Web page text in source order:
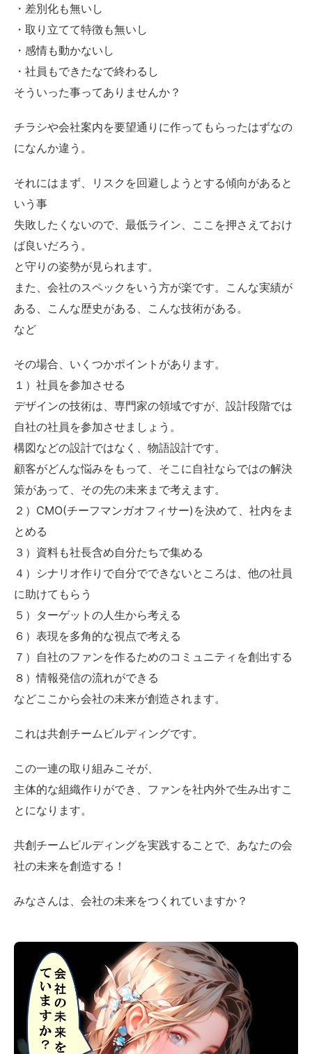
・差別化も無いし
・取り立てて特徴も無いし
・感情も動かないし
・社員もできたなで終わるし
そういった事ってありませんか？
チラシや会社案内を要望通りに作ってもらったはずなの
になんか違う。
それにはまず、リスクを回避しようとする傾向があると
いう事
失敗したくないので、最低ライン、ここを押さえておけ
ば良いだろう。
と守りの姿勢が見られます。
また、会社のスペックをいう方が楽です。こんな実績が
ある、こんな歴史がある、こんな技術がある。
など
その場合、いくつかポイントがあります。
１）社員を参加させる
デザインの技術は、専門家の領域ですが、設計段階では
自社の社員を参加させましょう。
構図などの設計ではなく、物語設計です。
顧客がどんな悩みをもって、そこに自社ならではの解決
策があって、その先の未来まで考えます。
２）CMO(チーフマンガオフィサー)を決めて、社内をま
とめる
３）資料も社長含め自分たちで集める
４）シナリオ作りで自分でできないところは、他の社員
に助けてもらう
５）ターゲットの人生から考える
６）表現を多角的な視点で考える
７）自社のファンを作るためのコミュニティを創出する
８）情報発信の流れができる
などここから会社の未来が創造されます。
これは共創チームビルディングです。
この一連の取り組みこそが、
主体的な組織作りができ、ファンを社内外で生み出すこ
とになります。
共創チームビルディングを実践することで、あなたの会
社の未来を創造する！
みなさんは、会社の未来をつくれていますか？